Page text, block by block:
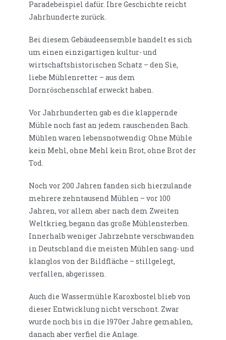
Paradebeispiel dafür. Ihre Geschichte reicht
Jahrhunderte zurück.
Bei diesem Gebäudeensemble handelt es sich
um einen einzigartigen kultur- und
wirtschaftshistorischen Schatz – den Sie,
liebe Mühlenretter – aus dem
Dornröschenschlaf erweckt haben.
Vor Jahrhunderten gab es die klappernde
Mühle noch fast an jedem rauschenden Bach.
Mühlen waren lebensnotwendig: Ohne Mühle
kein Mehl, ohne Mehl kein Brot, ohne Brot der
Tod.
Noch vor 200 Jahren fanden sich hierzulande
mehrere zehntausend Mühlen – vor 100
Jahren, vor allem aber nach dem Zweiten
Weltkrieg, begann das große Mühlensterben.
Innerhalb weniger Jahrzehnte verschwanden
in Deutschland die meisten Mühlen sang- und
klanglos von der Bildfläche – stillgelegt,
verfallen, abgerissen.
Auch die Wassermühle Karoxbostel blieb von
dieser Entwicklung nicht verschont. Zwar
wurde noch bis in die 1970er Jahre gemahlen,
danach aber verfiel die Anlage.